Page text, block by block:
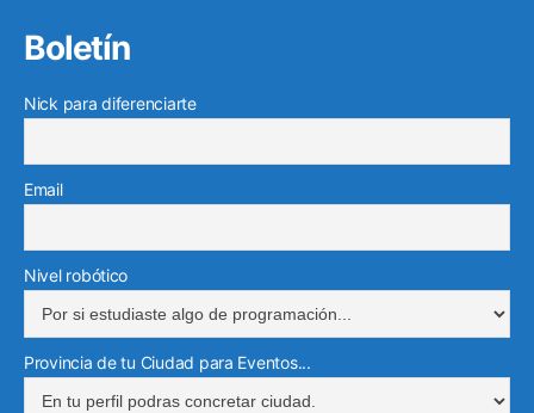
Boletín
Nick para diferenciarte
Email
Nivel robótico
Provincia de tu Ciudad para Eventos...